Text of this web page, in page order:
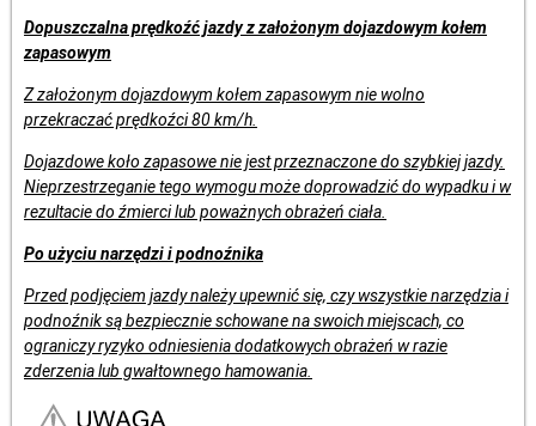
Dopuszczalna prędkoźć jazdy z założonym dojazdowym kołem
zapasowym
Z założonym dojazdowym kołem zapasowym nie wolno
przekraczać prędkoźci 80 km/h.
Dojazdowe koło zapasowe nie jest przeznaczone do szybkiej jazdy.
Nieprzestrzeganie tego wymogu może doprowadzić do wypadku i w
rezultacie do źmierci lub poważnych obrażeń ciała.
Po użyciu narzędzi i podnoźnika
Przed podjęciem jazdy należy upewnić się, czy wszystkie narzędzia i
podnoźnik są bezpiecznie schowane na swoich miejscach, co
ograniczy ryzyko odniesienia dodatkowych obrażeń w razie
zderzenia lub gwałtownego hamowania.